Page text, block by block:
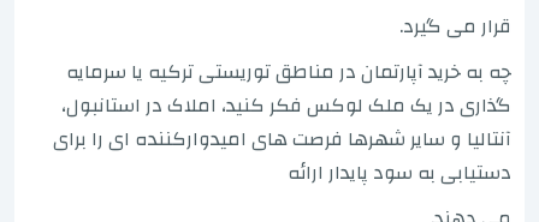
قرار می گیرد.
چه به خرید آپارتمان در مناطق توریستی ترکیه یا سرمایه
گذاری در یک ملک لوکس فکر کنید، املاک در استانبول،
آنتالیا و سایر شهرها فرصت های امیدوارکننده ای را برای
دستیابی به سود پایدار ارائه